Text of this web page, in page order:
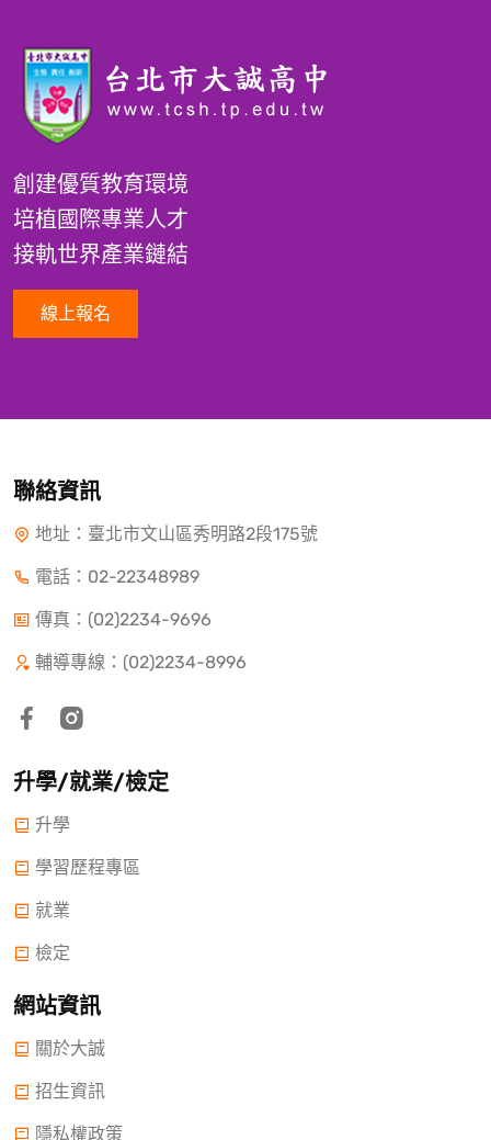
創建優質教育環境
培植國際專業人才
接軌世界產業鏈結
線上報名
聯絡資訊
地址：臺北市文山區秀明路2段175號
電話： 02-22348989
傳真：(02)2234-9696
輔導專線：(02)2234-8996
升學/就業/檢定
升學
學習歷程專區
就業
檢定
網站資訊
關於大誠
招生資訊
隱私權政策